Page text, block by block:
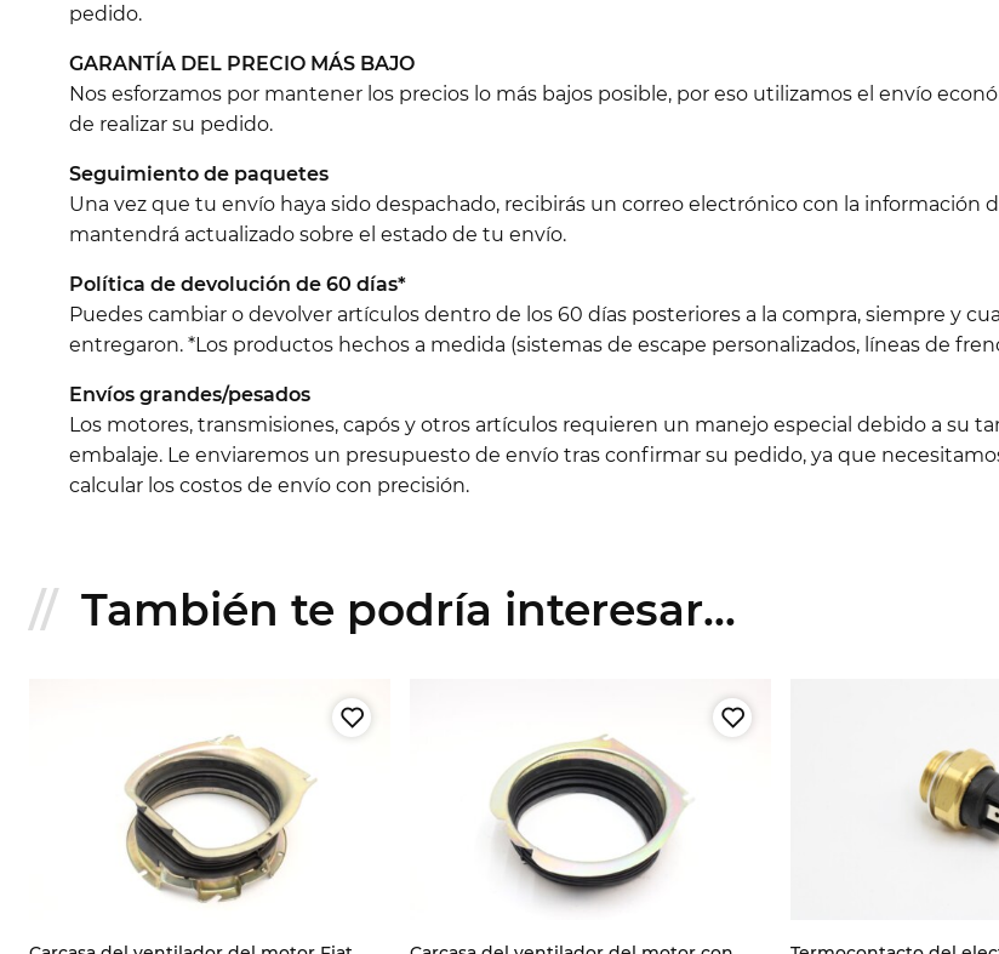
pedido.
GARANTÍA DEL PRECIO MÁS BAJO
Nos esforzamos por mantener los precios lo más bajos posible, por eso utilizamos el envío
de realizar su pedido.
Seguimiento de paquetes
Una vez que tu envío haya sido despachado, recibirás un correo electrónico con la
mantendrá actualizado sobre el estado de tu envío.
Política de devolución de 60 días*
Puedes cambiar o devolver artículos dentro de los 60 días posteriores a la compra, siempre y
entregaron. *Los productos hechos a medida (sistemas de escape personalizados, líneas de
Envíos grandes/pesados
Los motores, transmisiones, capós y otros artículos requieren un manejo especial debido a su
embalaje. Le enviaremos un presupuesto de envío tras confirmar su pedido, ya que
calcular los costos de envío con precisión.
También te podría interesar...